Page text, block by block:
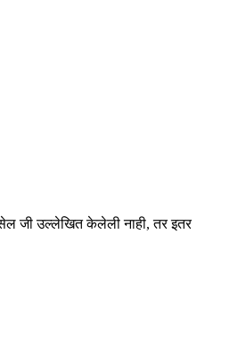
असेल जी उल्लेखित केलेली नाही, तर इतर